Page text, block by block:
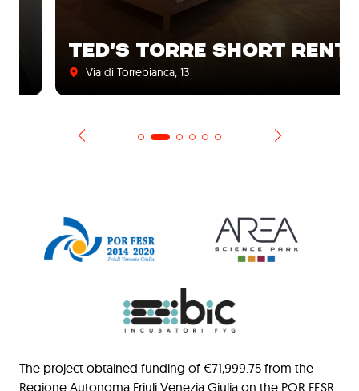
TED'S TORRE SHORT RENT
Via di Torrebianca, 13
The project obtained funding of €71,999.75 from the
Regione Autonoma Friuli Venezia Giulia on the POR FESR